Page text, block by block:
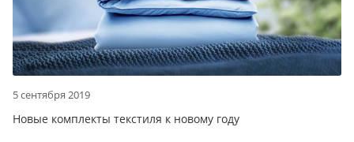
5 сентября 2019
Новые комплекты текстиля к новому году